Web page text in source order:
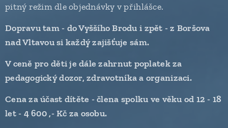
pitný režim dle objednávky v přihlášce.
Dopravu tam - do Vyššího Brodu i zpět - z Boršova
nad Vltavou si každý zajišťuje sám.
V ceně pro děti je dále zahrnut poplatek za
pedagogický dozor, zdravotníka a organizaci.
Cena za účast dítěte - člena spolku ve věku od 12 - 18
let - 4 600 ,- Kč za osobu.